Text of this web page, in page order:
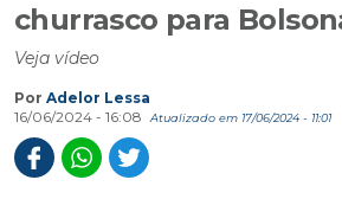
churrasco para
Veja vídeo
Por Adelor Lessa
16/06/2024 - 16:08
Atualizado em 17/06/2024 - 11:01